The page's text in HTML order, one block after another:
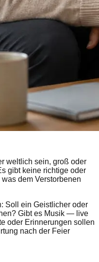
weltlich sein, groß oder
gibt keine richtige oder
dem Verstorbenen
Soll ein Geistlicher oder
Gibt es Musik — live
oder Erinnerungen sollen
nach der Feier